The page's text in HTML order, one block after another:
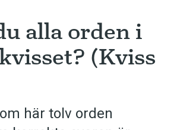
alla orden i
(Kviss
här tolv orden